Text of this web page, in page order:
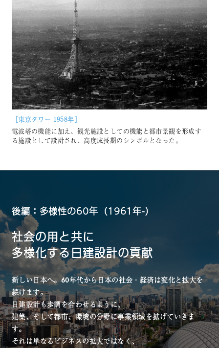
［東京タワー 1958年］
電波塔の機能に加え、観光施設としての機能と都市景観を形成す
る施設として設計され、⾼度成⻑期のシンボルとなった。
後編：多様性の60年（1961年-）
社会の用と共に
多様化する日建設計の貢献
新しい日本へ。60年代から日本の社会・経済は変化と拡大を
続けます。
日建設計も歩調を合わせるように、
建築、そして都市、環境の分野に事業領域を拡げていきま
す。
それは単なるビジネスの拡大ではなく、